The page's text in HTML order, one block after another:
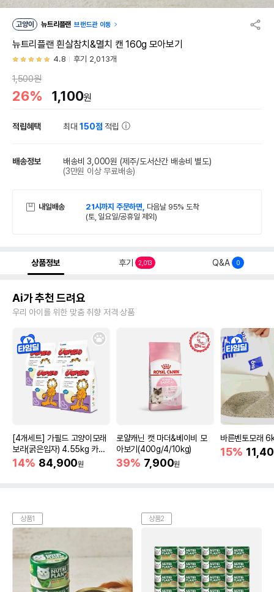
고양이 뉴트리플랜 브랜드관 이동
뉴트리플랜 흰살참치&멸치 캔 160g 모아보기
4.8 후기 2,013개
1,500원
26% 1,100원
적립혜택 최대150점 적립
배송정보 배송비 3,000원 (제주/도서산간 배송비 별도)
(3만원 이상 무료배송)
내일배송 21시까지 주문하면, 다음날 95% 도착
(토, 일요일/공휴일 제외)
상품정보 후기 2,013 Q&A 0
Ai가 추천 드려요
우리 아이를 위한 맞춤 취향 저격 상품
[4개세트] 가필드 고양이모래
보라(굵은입자) 4.55kg 카사
바모래
14% 84,900원
로얄캐닌 캣 마더&베이비 모
아보기(400g/4/10kg)
39% 7,900원
바른벤토모래
15%
상품1 상품2